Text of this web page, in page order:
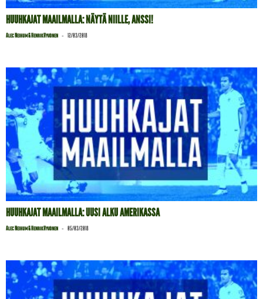
HUUHKAJAT MAAILMALLA: NÄYTÄ NIILLE, ANSSI!
Alec Neihum & Henrik Hyvönen - 12/03/2018
HUUHKAJAT MAAILMALLA: UUSI ALKU AMERIKASSA
Alec Neihum & Henrik Hyvönen - 05/03/2018